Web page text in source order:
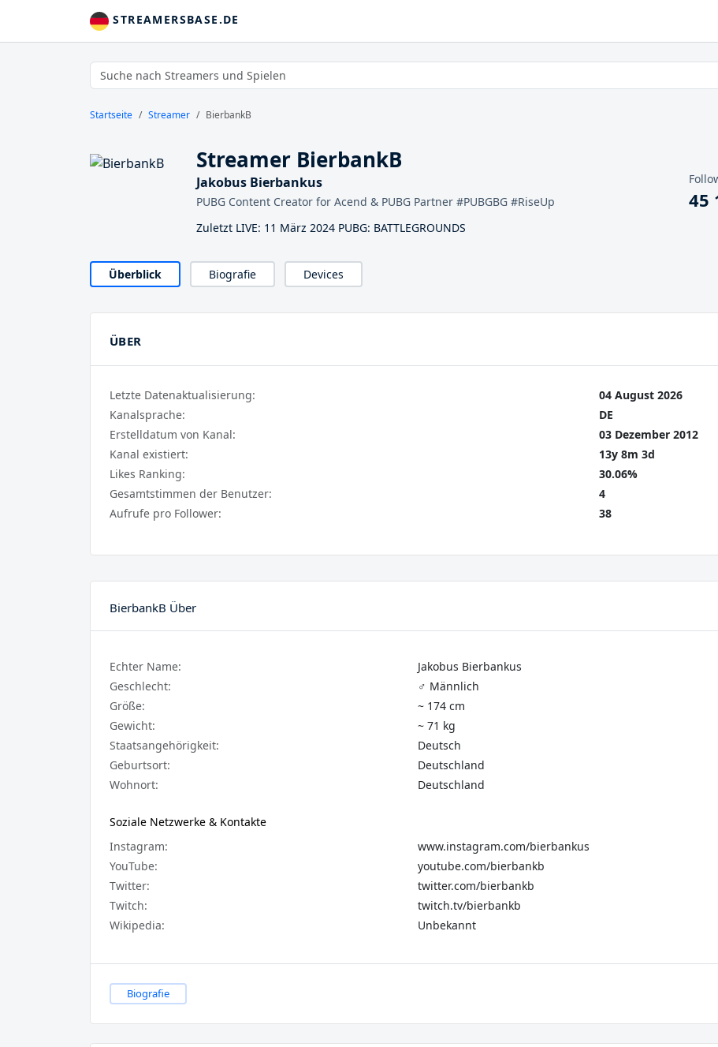
STREAMERSBASE.DE
Startseite Streamer BierbankB
Streamer BierbankB
Jakobus Bierbankus
PUBG Content Creator for Acend & PUBG Partner #PUBGBG #RiseUp
Zuletzt LIVE: 11 März 2024 PUBG: BATTLEGROUNDS
45
Überblick Biografie Devices
ÜBER
Letzte Datenaktualisierung:
04 August 2026
Kanalsprache:
DE
Erstelldatum von Kanal:
03 Dezember 2012
Kanal existiert:
13y 8m 3d
Likes Ranking:
30.06%
Gesamtstimmen der Benutzer:
4
Aufrufe pro Follower:
38
BierbankB Über
Echter Name:
Jakobus Bierbankus
Geschlecht:
♂️ Männlich
Größe:
~ 174 cm
Gewicht:
~ 71 kg
Staatsangehörigkeit:
Deutsch
Geburtsort:
Deutschland
Wohnort:
Deutschland
Soziale Netzwerke & Kontakte
Instagram:
www.instagram.com/bierbankus
YouTube:
youtube.com/bierbankb
Twitter:
twitter.com/bierbankb
Twitch:
twitch.tv/bierbankb
Wikipedia:
Unbekannt
Biografie